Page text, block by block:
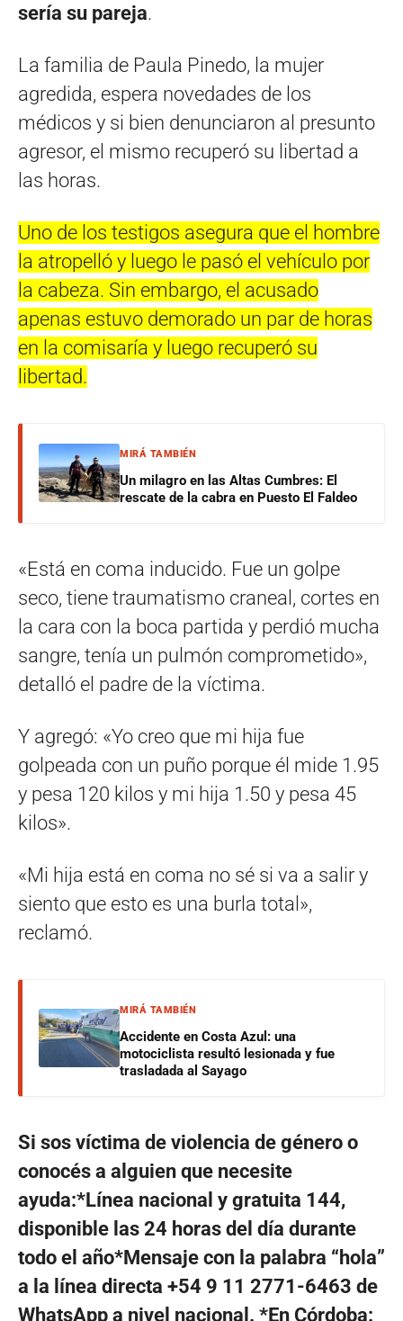
sería su pareja.
La familia de Paula Pinedo, la mujer
agredida, espera novedades de los
médicos y si bien denunciaron al presunto
agresor, el mismo recuperó su libertad a
las horas.
Uno de los testigos asegura que el hombre
la atropelló y luego le pasó el vehículo por
la cabeza. Sin embargo, el acusado
apenas estuvo demorado un par de horas
en la comisaría y luego recuperó su
libertad.
MIRÁ TAMBIÉN
Un milagro en las Altas Cumbres: El
rescate de la cabra en Puesto El Faldeo
«Está en coma inducido. Fue un golpe
seco, tiene traumatismo craneal, cortes en
la cara con la boca partida y perdió mucha
sangre, tenía un pulmón comprometido»,
detalló el padre de la víctima.
Y agregó: «Yo creo que mi hija fue
golpeada con un puño porque él mide 1.95
y pesa 120 kilos y mi hija 1.50 y pesa 45
kilos».
«Mi hija está en coma no sé si va a salir y
siento que esto es una burla total»,
reclamó.
MIRÁ TAMBIÉN
Accidente en Costa Azul: una
motociclista resultó lesionada y fue
trasladada al Sayago
Si sos víctima de violencia de género o
conocés a alguien que necesite
ayuda:*Línea nacional y gratuita 144,
disponible las 24 horas del día durante
todo el año*Mensaje con la palabra “hola”
a la línea directa +54 9 11 2771-6463 de
WhatsApp a nivel nacional. *En Córdoba: